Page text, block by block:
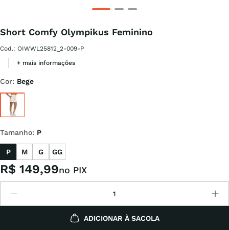
Short Comfy Olympikus Feminino
Cod.: OIWWL25812_2-009-P
+ mais informações
Cor: Bege
Tamanho: P
P M G GG
R$ 149,99no PIX
ADICIONAR À SACOLA